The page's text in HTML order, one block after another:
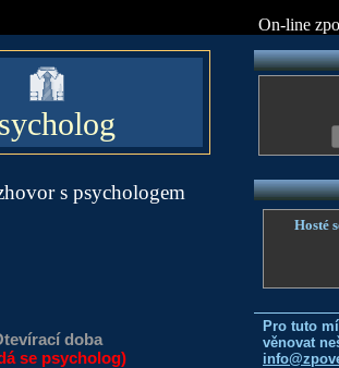
On-line
s psychologem
Hosté
doba
se psycholog)
Pro tuto
věnovat